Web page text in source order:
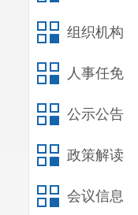
组织机构
人事任免
公示公告
政策解读
会议信息